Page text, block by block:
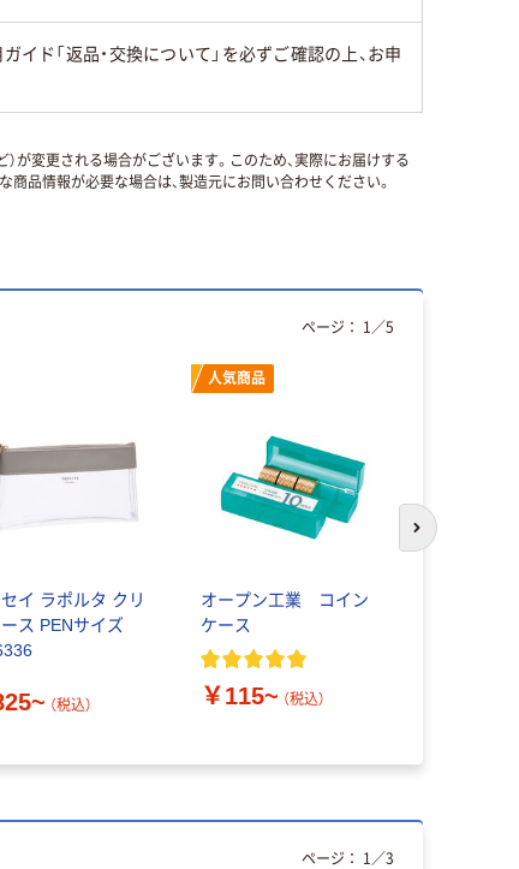
ド「返品・交換について」を必ずご確認の上、お申
が変更される場合がございます。このため、実際にお届けする
品情報が必要な場合は、製造元にお問い合わせください。
イ ラポルタ クリ
ス PENサイズ
（税込）
人気商品
オープン工業 コイン
ケース
￥115~ （税込）
ページ： 1 ／5
次のスライド
ページ： 1 ／3